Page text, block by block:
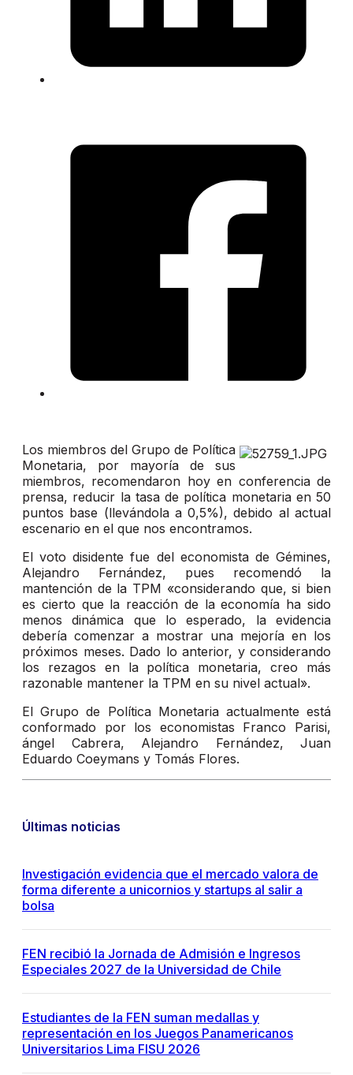
Los miembros del Grupo de Política
Monetaria, por mayoría de sus
miembros, recomendaron hoy en conferencia de
prensa, reducir la tasa de política monetaria en 50
puntos base (llevándola a 0,5%), debido al actual
escenario en el que nos encontramos.
El voto disidente fue del economista de Gémines,
Alejandro Fernández, pues recomendó la
mantención de la TPM «considerando que, si bien
es cierto que la reacción de la economía ha sido
menos dinámica que lo esperado, la evidencia
debería comenzar a mostrar una mejoría en los
próximos meses. Dado lo anterior, y considerando
los rezagos en la política monetaria, creo más
razonable mantener la TPM en su nivel actual».
El Grupo de Política Monetaria actualmente está
conformado por los economistas Franco Parisi,
ángel Cabrera, Alejandro Fernández, Juan
Eduardo Coeymans y Tomás Flores.
Últimas noticias
Investigación evidencia que el mercado valora de
forma diferente a unicornios y startups al salir a
bolsa
FEN recibió la Jornada de Admisión e Ingresos
Especiales 2027 de la Universidad de Chile
Estudiantes de la FEN suman medallas y
representación en los Juegos Panamericanos
Universitarios Lima FISU 2026